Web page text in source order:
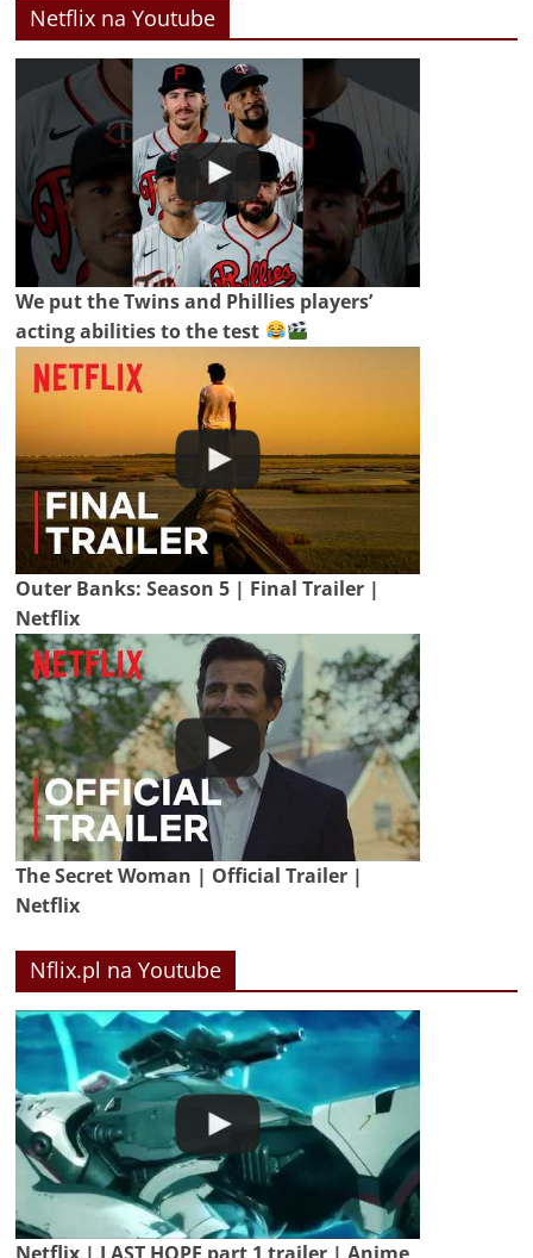
Netflix na Youtube
We put the Twins and Phillies players’
acting abilities to the test
Outer Banks: Season 5 | Final Trailer |
Netflix
The Secret Woman | Official Trailer |
Netflix
Nflix.pl na Youtube
Netflix | LAST HOPE part 1 trailer | Anime